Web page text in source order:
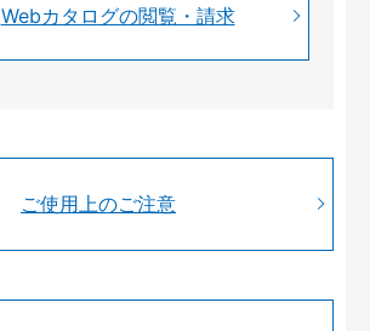
Webカタログの閲覧・請求
ご使用上のご注意